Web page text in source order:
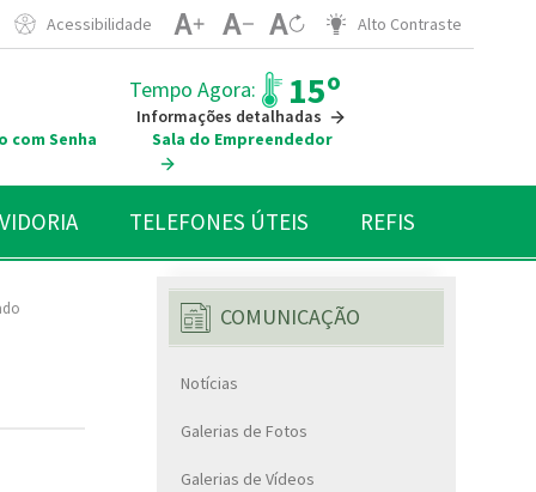
Acessibilidade Alto Contraste
Tempo Agora: 15º
Informações detalhadas
com Senha
Sala do Empreendedor
TELEFONES ÚTEIS REFIS
COMUNICAÇÃO
Notícias
Galerias de Fotos
Galerias de Vídeos